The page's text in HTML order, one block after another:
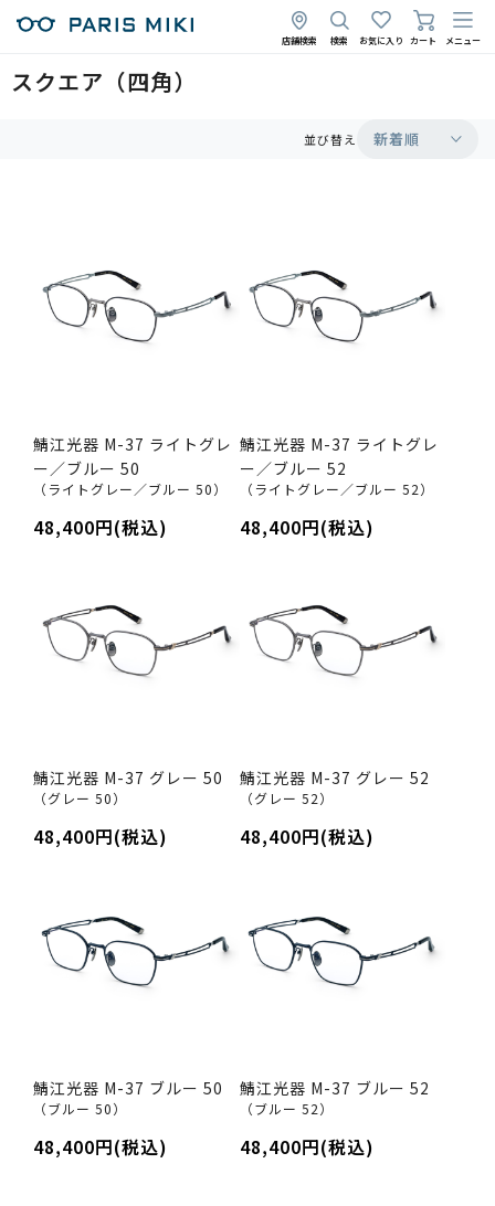
店舗検索 検索 お気に入り カート メニュー
スクエア（四角）
並び替え 新着順
鯖江光器 M-37 ライトグレ
ー／ブルー 50
（ライトグレー／ブルー 50）
48,400円(税込)
鯖江光器 M-37 ライトグレ
ー／ブルー 52
（ライトグレー／ブルー 52）
48,400円(税込)
鯖江光器 M-37 グレー 50
（グレー 50）
48,400円(税込)
鯖江光器 M-37 グレー 52
（グレー 52）
48,400円(税込)
鯖江光器 M-37 ブルー 50
（ブルー 50）
48,400円(税込)
鯖江光器 M-37 ブルー 52
（ブルー 52）
48,400円(税込)